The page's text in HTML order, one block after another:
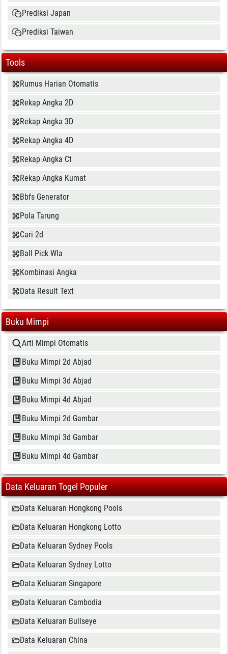
Prediksi Japan
Prediksi Taiwan
Tools
Rumus Harian Otomatis
Rekap Angka 2D
Rekap Angka 3D
Rekap Angka 4D
Rekap Angka Ct
Rekap Angka Kumat
Bbfs Generator
Pola Tarung
Cari 2d
Ball Pick Wla
Kombinasi Angka
Data Result Text
Buku Mimpi
Arti Mimpi Otomatis
Buku Mimpi 2d Abjad
Buku Mimpi 3d Abjad
Buku Mimpi 4d Abjad
Buku Mimpi 2d Gambar
Buku Mimpi 3d Gambar
Buku Mimpi 4d Gambar
Data Keluaran Togel Populer
Data Keluaran Hongkong Pools
Data Keluaran Hongkong Lotto
Data Keluaran Sydney Pools
Data Keluaran Sydney Lotto
Data Keluaran Singapore
Data Keluaran Cambodia
Data Keluaran Bullseye
Data Keluaran China